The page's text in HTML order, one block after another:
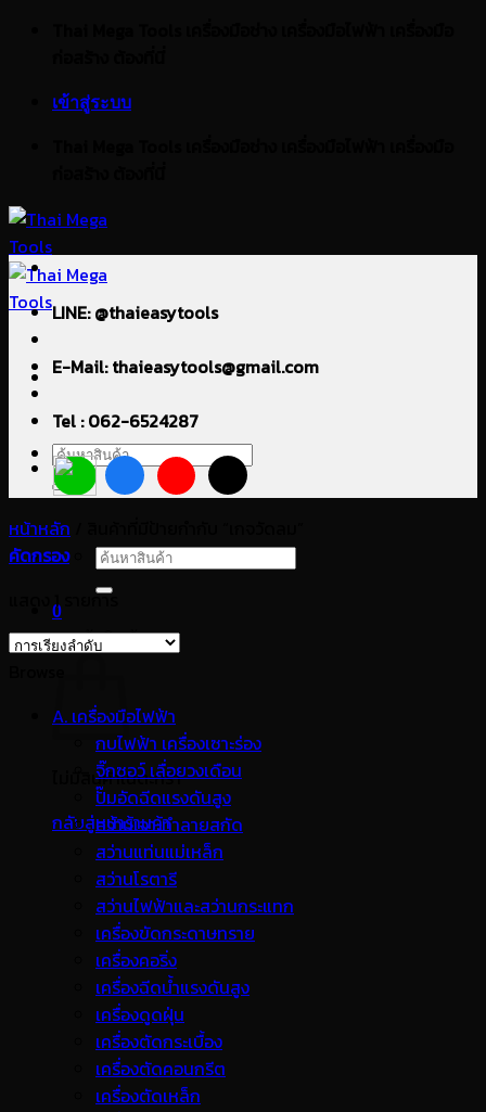
เข้าสู่ระบบ
ค้นหา:
ค้นหา:
0
ตะกร้าสินค้า
ไม่มีสินค้าในตะกร้า
กลับสู่หน้าร้านค้า
LINE: @thaieasytools
E-Mail: thaieasytools@gmail.com
Tel : 062-6524287
หน้าหลัก
คัดกรอง
แสดง 1 รายการ
A. เครื่องมือไฟฟ้า
กบไฟฟ้า เครื่องเซาะร่อง
จิ๊กซอว์ เลื่อยวงเดือน
ปั๊มอัดฉีดแรงดันสูง
สว่านเจาะทำลายสกัด
สว่านแท่นแม่เหล็ก
สว่านโรตารี
สว่านไฟฟ้าและสว่านกระแทก
เครื่องขัดกระดาษทราย
เครื่องคอริ่ง
เครื่องฉีดน้ำแรงดันสูง
เครื่องดูดฝุ่น
เครื่องตัดกระเบื้อง
เครื่องตัดคอนกรีต
เครื่องตัดเหล็ก